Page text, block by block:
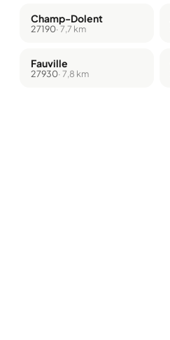
Champ-Dolent
27190· 7,7 km
Fauville
27930· 7,8 km